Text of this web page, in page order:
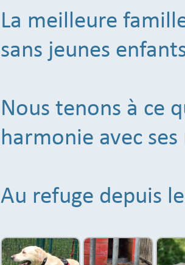
La meilleure
sans jeunes
Nous tenons à ce
harmonie avec
Au refuge depuis